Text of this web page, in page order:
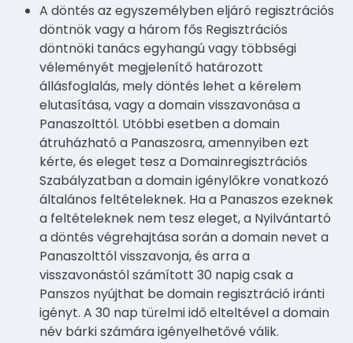
A döntés az egyszemélyben eljáró regisztrációs
döntnök vagy a három fős Regisztrációs
döntnöki tanács egyhangú vagy többségi
véleményét megjelenítő határozott
állásfoglalás, mely döntés lehet a kérelem
elutasítása, vagy a domain visszavonása a
Panaszolttól. Utóbbi esetben a domain
átruházható a Panaszosra, amennyiben ezt
kérte, és eleget tesz a Domainregisztrációs
Szabályzatban a domain igénylőkre vonatkozó
általános feltételeknek. Ha a Panaszos ezeknek
a feltételeknek nem tesz eleget, a Nyilvántartó
a döntés végrehajtása során a domain nevet a
Panaszolttól visszavonja, és arra a
visszavonástól számított 30 napig csak a
Panszos nyújthat be domain regisztráció iránti
igényt. A 30 nap türelmi idő elteltével a domain
név bárki számára igényelhetővé válik.